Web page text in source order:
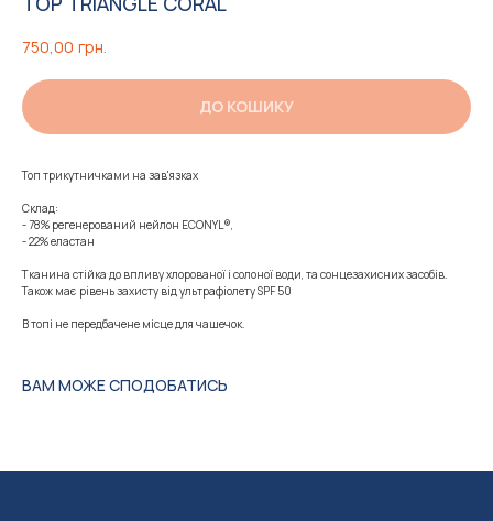
750,00 грн.
ДО КОШИКУ
Топ трикутничками на зав'язках
Склад:
- 78% регенерований нейлон ECONYL®,
- 22% еластан
Тканина стійка до впливу хлорованої і солоної води, та сонцезахисних засобів.
Також має рівень захисту від ультрафіолету SPF 50
В топі не передбачене місце для чашечок.
ВАМ МОЖЕ СПОДОБАТИСЬ